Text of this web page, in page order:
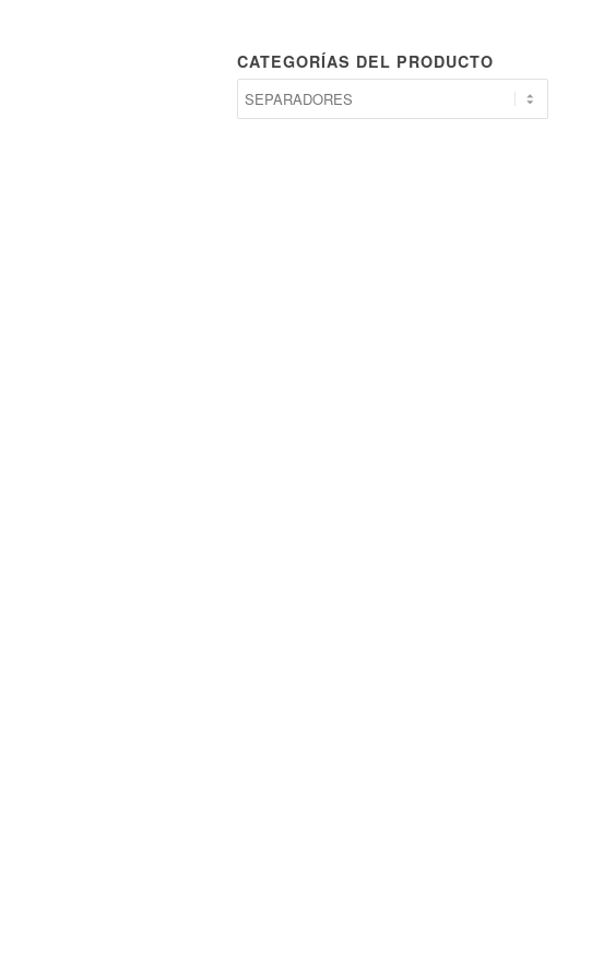
CATEGORÍAS DEL PRODUCTO